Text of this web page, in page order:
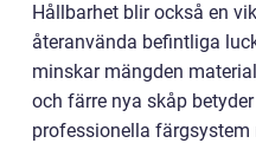
Hållbarhet blir också en
återanvända befintliga
minskar mängden
och färre nya skåp
professionella